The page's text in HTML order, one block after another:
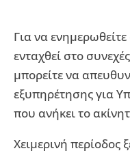
Για να ενημερωθείτε
ενταχθεί στο
μπορείτε να
εξυπηρέτησης για
που ανήκει το
Χειμερινή περίοδος